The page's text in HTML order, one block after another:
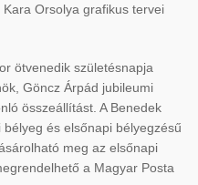
Orsolya grafikus tervei
ötvenedik születésnapja
Göncz Árpád jubileumi
összeállítást. A Benedek
és elsőnapi bélyegzésű
meg az elsőnapi
a Magyar Posta